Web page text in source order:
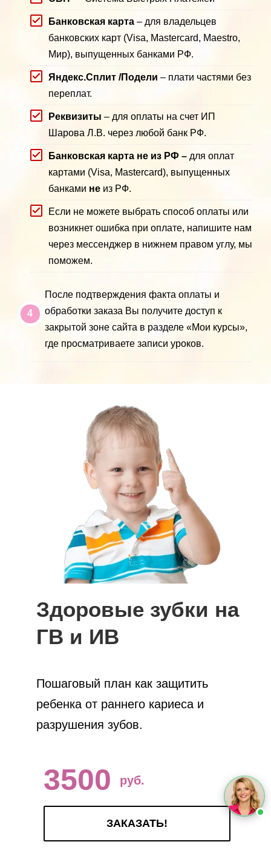
Банковская карта– для владельцев
банковских карт (Visa, Mastercard, Maestro,
Мир), выпущенных банками РФ.
Яндекс.Сплит /Подели – плати частями без
переплат.
Реквизиты – для оплаты на счет ИП
Шарова Л.В. через любой банк РФ.
Банковская карта не из РФ – для оплат
картами (Visa, Mastercard), выпущенных
банками неиз РФ.
Если не можете выбрать способ оплаты или
возникнет ошибка при оплате, напишите нам
через мессенджер в нижнем правом углу, мы
поможем.
После подтверждения факта оплаты и
обработки заказа Вы получите доступ к
закрытой зоне сайта в разделе «Мои курсы»,
где просматриваете записи уроков.
Здоровые зубки на
ГВ и ИВ
Пошаговый план как защитить
ребенка от раннего кариеса и
разрушения зубов.
3500 руб.
ЗАКАЗАТЬ!